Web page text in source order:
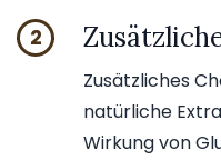
2
Zusätzliches
natürliche
Wirkung von